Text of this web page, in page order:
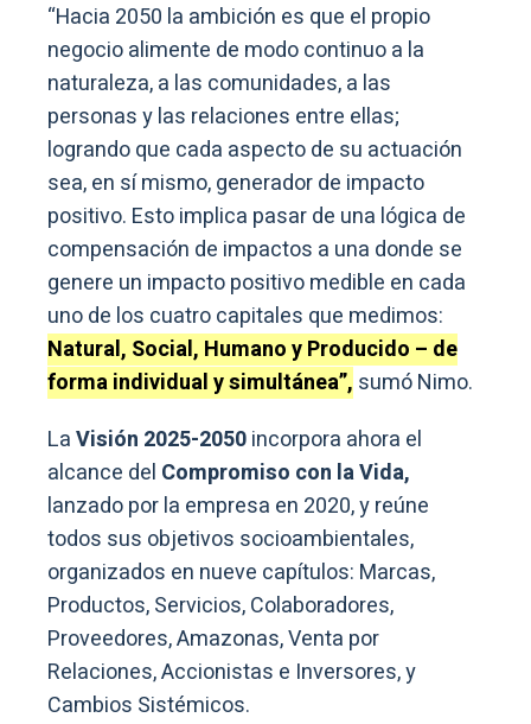
“Hacia 2050 la ambición es que el propio
negocio alimente de modo continuo a la
naturaleza, a las comunidades, a las
personas y las relaciones entre ellas;
logrando que cada aspecto de su actuación
sea, en sí mismo, generador de impacto
positivo. Esto implica pasar de una lógica de
compensación de impactos a una donde se
genere un impacto positivo medible en cada
uno de los cuatro capitales que medimos:
Natural, Social, Humano y Producido – de
forma individual y simultánea”, sumó Nimo.
LaVisión 2025-2050incorpora ahora el
alcance del Compromiso con la Vida,
lanzado por la empresa en 2020, y reúne
todos sus objetivos socioambientales,
organizados en nueve capítulos: Marcas,
Productos, Servicios, Colaboradores,
Proveedores, Amazonas, Venta por
Relaciones, Accionistas e Inversores, y
Cambios Sistémicos.